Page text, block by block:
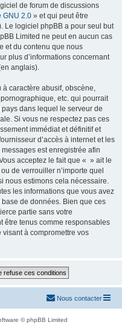
de forum de discussions
GNU 2.0 » et qui peut être
Le logiciel phpBB a pour seul but
Limited ne peut en aucun cas
et du contenu que nous
plus d’informations concernant
anglais).
caractère abusif, obscène,
etc. qui pourrait
dans lequel le serveur de
Si vous ne respectez pas ces
immédiat et définitif et
d’accès à internet et les
est enregistrée afin
acceptez le fait que « » ait le
de verrouiller n’importe quel
nous estimons cela nécessaire.
les informations que vous avez
de données. Bien que ces
partie sans votre
être tenus comme responsables
à compromettre vos
Nous contacter
© phpBB Limited